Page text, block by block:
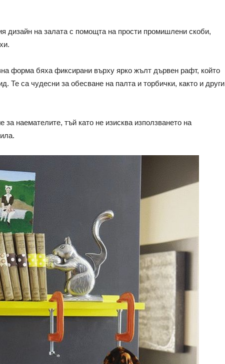
дизайн на залата с помощта на прости промишлени скоби,
форма бяха фиксирани върху ярко жълт дървен рафт, който
Те са чудесни за обесване на палта и торбички, както и други
наемателите, тъй като не изисква използването на